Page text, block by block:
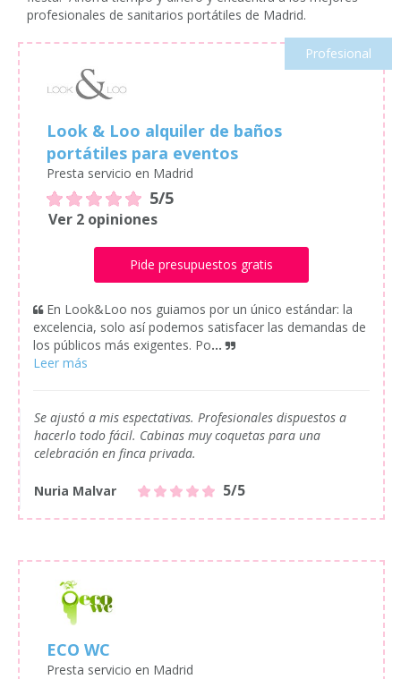
profesionales de sanitarios portátiles de Madrid.
Profesional
Look & Loo alquiler de baños
portátiles para eventos
Presta servicio en Madrid
5/5
Ver 2 opiniones
Pide presupuestos gratis
En Look&Loo nos guiamos por un único estándar: la
excelencia, solo así podemos satisfacer las demandas de
los públicos más exigentes. Po...
Se ajustó a mis espectativas. Profesionales dispuestos a
hacerlo todo fácil. Cabinas muy coquetas para una
celebración en finca privada.
Nuria Malvar 5/5
ECO WC
Presta servicio en Madrid